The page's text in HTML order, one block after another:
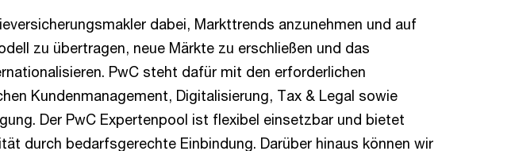
dabei, Markttrends anzunehmen und auf
zu übertragen, neue Märkte zu erschließen und das
PwC steht dafür mit den erforderlichen
Kundenmanagement, Digitalisierung, Tax & Legal sowie
Der PwC Expertenpool ist flexibel einsetzbar und bietet
durch bedarfsgerechte Einbindung. Darüber hinaus können wir